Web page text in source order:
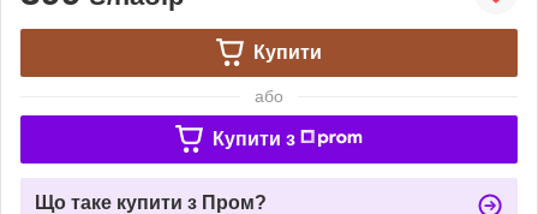
Купити
або
Купити з
Що таке купити з Пром?